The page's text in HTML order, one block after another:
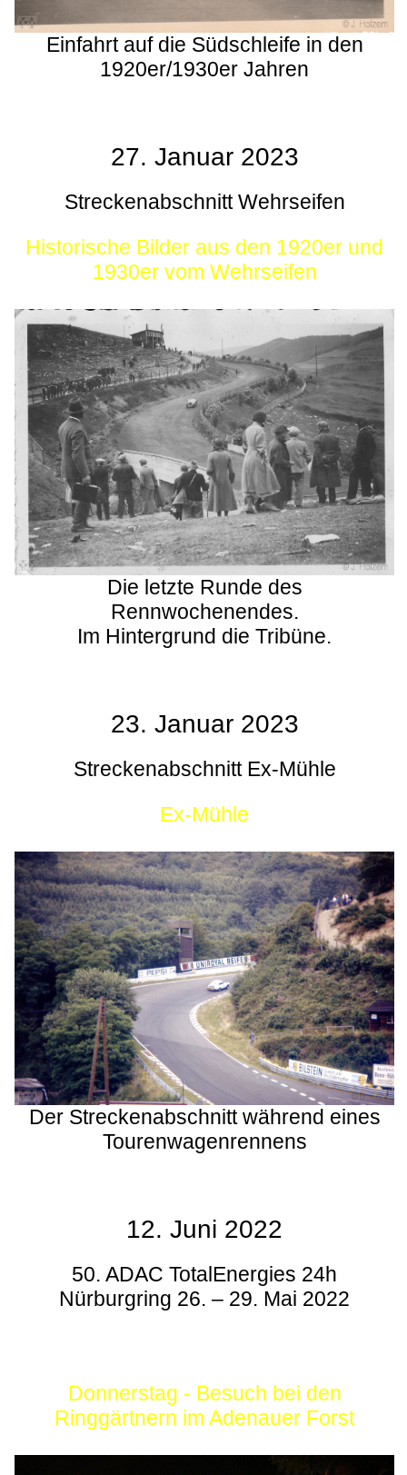
Einfahrt auf die Südschleife in den
1920er/1930er Jahren
27. Januar 2023
Streckenabschnitt Wehrseifen
Historische Bilder aus den 1920er und
1930er vom Wehrseifen
Die letzte Runde des
Rennwochenendes.
Im Hintergrund die Tribüne.
23. Januar 2023
Streckenabschnitt Ex-Mühle
Ex-Mühle
Der Streckenabschnitt während eines
Tourenwagenrennens
12. Juni 2022
50. ADAC TotalEnergies 24h
Nürburgring 26. – 29. Mai 2022
Donnerstag - Besuch bei den
Ringgärtnern im Adenauer Forst